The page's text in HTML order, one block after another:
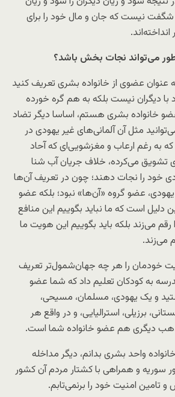
شگفت نیست که جان و مال خود را برای
می‌تواند نجات بخش باشد؟
عنوان عضوی از خانواده بشری تعریف کنید
با دیگران نیست بلکه به هم گره خورده
خانواده بشری هستم، اساسا دیگر تضاد
مثل آن آلمانی‌های غیر یهودی در
که به رغم ارعاب و مغزشویی‌ای که آحاد
تشویق می‌کرده، خلاف جریان آب شنا
خود را نجات دهند؛ چون در تعریف آن‌ها
عضو گروه «آن‌ها» نبود؛ بلکه عضو
دلیل است که ما نباید بگوییم این منافع
می‌زند بلکه باید بگوییم این هویت ما
می‌زند.
خودمان را هر چه جهان‌شمول‌تر تعریف
به کودکان تعلیم داد که شما عضو
و یک یهودی، مسلمان، مسیحی،
برزیلی، استرالیایی، و در واقع هر
دیگری هم عضو خانواده شما است.
واحد بشری بدانم، دیگر مداخله
سوریه و همراهی با کشتار مردم آن کشور
و تامین امنیت خود را برنمی‌تابم.